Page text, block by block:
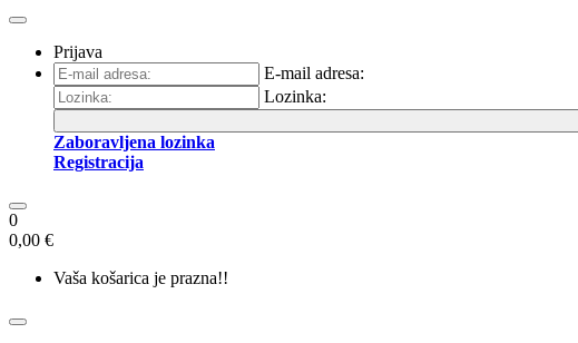
Prijava
E-mail adresa:
Lozinka:
Zaboravljena lozinka
Registracija
0
0,00 €
Vaša košarica je prazna!!